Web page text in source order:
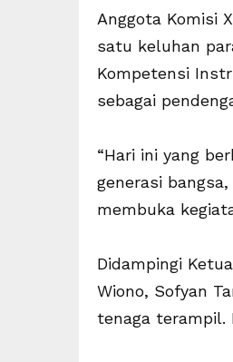
Anggota Komisi
satu keluhan
Kompetensi
sebagai
“Hari ini yang
generasi
membuka
Didampingi
Wiono, Sofyan
tenaga terampil.